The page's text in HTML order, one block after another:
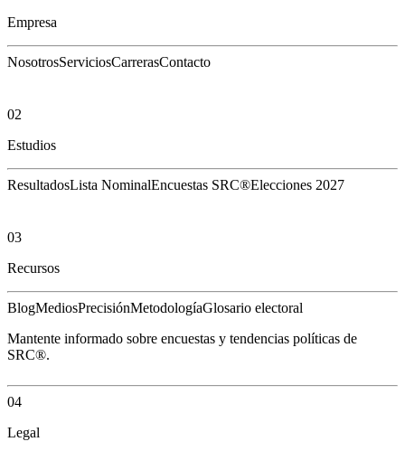
Empresa
NosotrosServiciosCarrerasContacto
02
Estudios
ResultadosLista NominalEncuestas SRC®Elecciones 2027
03
Recursos
BlogMediosPrecisiónMetodologíaGlosario electoral
Mantente informado sobre encuestas y tendencias políticas de
SRC®.
04
Legal